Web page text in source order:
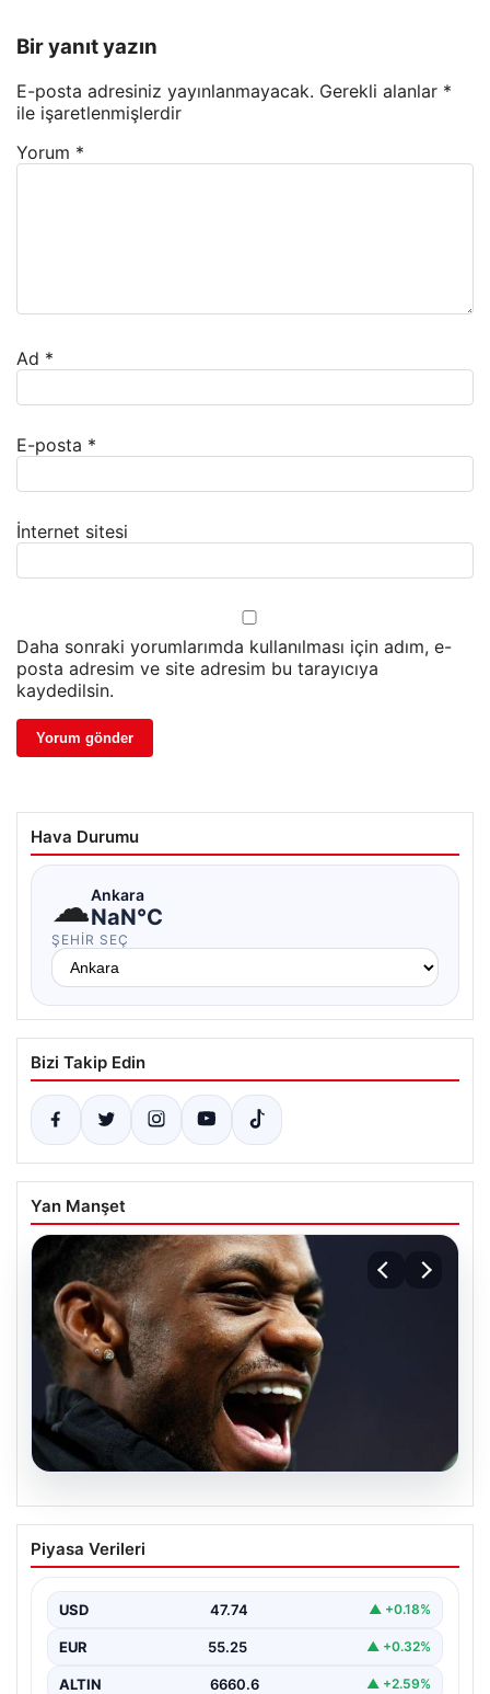
Bir yanıt yazın
E-posta adresiniz yayınlanmayacak. Gerekli alanlar *
ile işaretlenmişlerdir
Yorum *
Ad *
E-posta *
İnternet sitesi
Daha sonraki yorumlarımda kullanılması için adım, e-
posta adresim ve site adresim bu tarayıcıya
kaydedilsin.
Hava Durumu
☁Ankara
NaN°C
ŞEHIR SEÇ
Bizi Takip Edin
Yan Manşet
İşte Jhon Duran’ın Benfica formasıyla
ilk golü
Piyasa Verileri
USD 47.74 ▲ +0.18%
EUR 55.25 ▲ +0.32%
ALTIN 6660.6 ▲ +2.59%